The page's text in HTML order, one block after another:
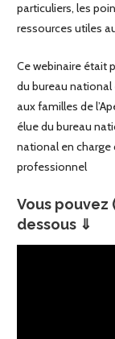
particuliers, les
ressources utiles
Ce webinaire était
du bureau
aux familles de
élue du bureau
national en
professionnel
Vous
dessous ⇓